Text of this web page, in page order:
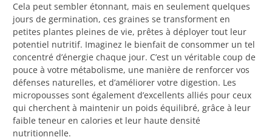
Cela peut sembler étonnant, mais en seulement quelques
jours de germination, ces graines se transforment en
petites plantes pleines de vie, prêtes à déployer tout leur
potentiel nutritif. Imaginez le bienfait de consommer un tel
concentré d’énergie chaque jour. C’est un véritable coup de
pouce à votre métabolisme, une manière de renforcer vos
défenses naturelles, et d’améliorer votre digestion. Les
micropousses sont également d’excellents alliés pour ceux
qui cherchent à maintenir un poids équilibré, grâce à leur
faible teneur en calories et leur haute densité
nutritionnelle.